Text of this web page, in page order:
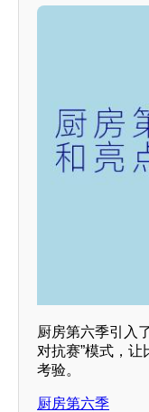
厨房第六季引入
对抗赛”模式，
考验。
厨房第六季